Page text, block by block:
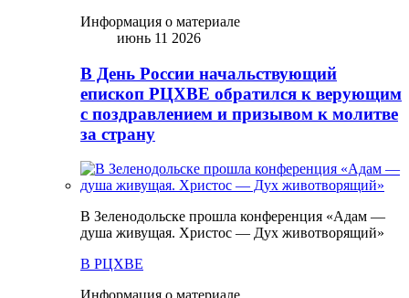
Информация о материале
июнь 11 2026
В День России начальствующий
епископ РЦХВЕ обратился к верующим
с поздравлением и призывом к молитве
за страну
В Зеленодольске прошла конференция «Адам —
душа живущая. Христос — Дух животворящий»
В РЦХВЕ